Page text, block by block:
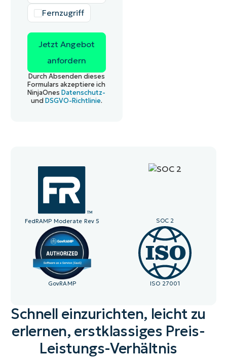
Fernzugriff
Durch Absenden dieses
Formulars akzeptiere ich
NinjaOnesDatenschutz-
undDSGVO-Richtlinie.
FedRAMP Moderate Rev 5 SOC 2
GovRAMP ISO 27001
Schnell einzurichten, leicht zu
erlernen, erstklassiges Preis-
Leistungs-Verhältnis